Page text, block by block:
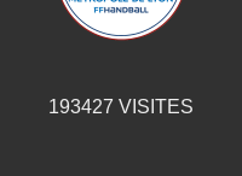
193427 VISITES